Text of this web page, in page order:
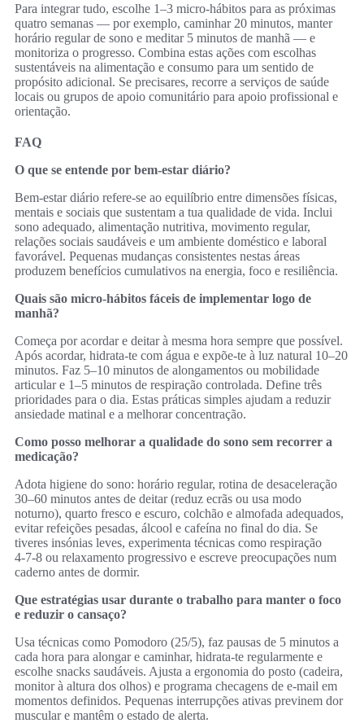
Para integrar tudo, escolhe 1–3 micro-hábitos para as próximas
quatro semanas — por exemplo, caminhar 20 minutos, manter
horário regular de sono e meditar 5 minutos de manhã — e
monitoriza o progresso. Combina estas ações com escolhas
sustentáveis na alimentação e consumo para um sentido de
propósito adicional. Se precisares, recorre a serviços de saúde
locais ou grupos de apoio comunitário para apoio profissional e
orientação.
FAQ
O que se entende por bem‑estar diário?
Bem‑estar diário refere‑se ao equilíbrio entre dimensões físicas,
mentais e sociais que sustentam a tua qualidade de vida. Inclui
sono adequado, alimentação nutritiva, movimento regular,
relações sociais saudáveis e um ambiente doméstico e laboral
favorável. Pequenas mudanças consistentes nestas áreas
produzem benefícios cumulativos na energia, foco e resiliência.
Quais são micro‑hábitos fáceis de implementar logo de
manhã?
Começa por acordar e deitar à mesma hora sempre que possível.
Após acordar, hidrata‑te com água e expõe‑te à luz natural 10–20
minutos. Faz 5–10 minutos de alongamentos ou mobilidade
articular e 1–5 minutos de respiração controlada. Define três
prioridades para o dia. Estas práticas simples ajudam a reduzir
ansiedade matinal e a melhorar concentração.
Como posso melhorar a qualidade do sono sem recorrer a
medicação?
Adota higiene do sono: horário regular, rotina de desaceleração
30–60 minutos antes de deitar (reduz ecrãs ou usa modo
noturno), quarto fresco e escuro, colchão e almofada adequados,
evitar refeições pesadas, álcool e cafeína no final do dia. Se
tiveres insónias leves, experimenta técnicas como respiração
4‑7‑8 ou relaxamento progressivo e escreve preocupações num
caderno antes de dormir.
Que estratégias usar durante o trabalho para manter o foco
e reduzir o cansaço?
Usa técnicas como Pomodoro (25/5), faz pausas de 5 minutos a
cada hora para alongar e caminhar, hidrata‑te regularmente e
escolhe snacks saudáveis. Ajusta a ergonomia do posto (cadeira,
monitor à altura dos olhos) e programa checagens de e‑mail em
momentos definidos. Pequenas interrupções ativas previnem dor
muscular e mantêm o estado de alerta.